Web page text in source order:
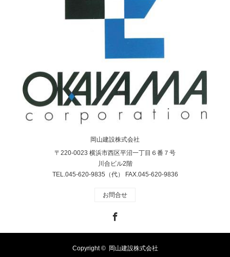
岡山建設株式会社
〒220-0023 横浜市西区平沼一丁目６番７号
川合ビル2階
TEL.045-620-9835（代） FAX.045-620-9836
お問合せ
Copyright © 岡山建設株式会社